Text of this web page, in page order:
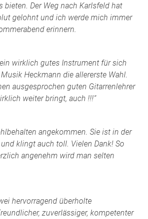
bieten. Der Weg nach Karlsfeld hat
gelohnt und ich werde mich immer
erinnern.
wirklich gutes Instrument für sich
Heckmann die allererste Wahl.
ausgesprochen guten Gitarrenlehrer
weiter bringt, auch !!!“
angekommen. Sie ist in der
klingt auch toll. Vielen Dank! So
angenehm wird man selten
hervorragend überholte
zuverlässiger, kompetenter